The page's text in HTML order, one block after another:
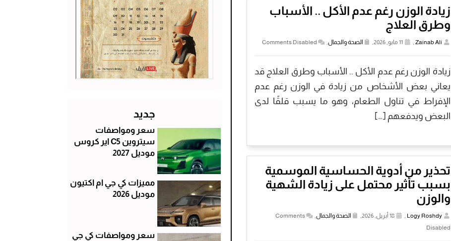
زيادة الوزن رغم عدم الأكل .. الأسباب
وطرق العلاج
Zainab Ali
, 11 مايو, 2026, الصحة والجمال,
Comments Disabled
زيادة الوزن رغم عدم الأكل .. الأسباب وطرق العلاج قد
يعاني بعض الأشخاص من زيادة في الوزن رغم عدم
الإفراط في تناول الطعام، وهو ما يسبب قلقًا لدى
البعض ويدفعهم […]
تحذير من أدوية الحساسية الموسمية
بسبب تأثير محتمل على زيادة الشهية
والوزن
Logy Roshdy
, 18 أبريل, 2026, الصحة والجمال,
Comments
Disabled
جديد
سعر ومواصفات
سيتروين C5 اير كروس
موديل 2027
مميزات كي جي ام اكتيون
موديل 2026
سعر ومواصفات كي جي